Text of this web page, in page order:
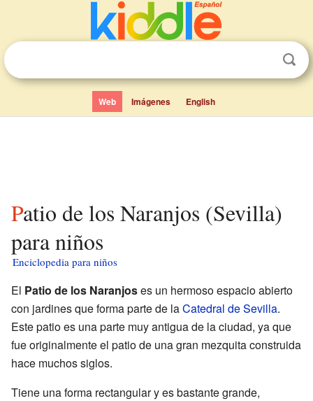
Web Imágenes English
Patio de los Naranjos (Sevilla)
para niños
Enciclopedia para niños
El Patio de los Naranjoses un hermoso espacio abierto
con jardines que forma parte de laCatedral de Sevilla.
Este patio es una parte muy antigua de la ciudad, ya que
fue originalmente el patio de una gran mezquita construida
hace muchos siglos.
Tiene una forma rectangular y es bastante grande,